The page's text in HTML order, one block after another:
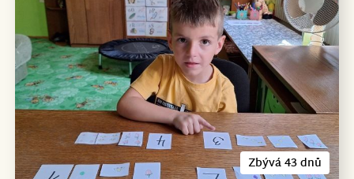
Zbývá 43 dnů